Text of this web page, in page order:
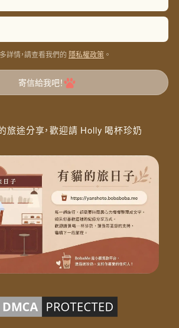
詳情，請查看我們的 隱私權政策 。
寄信給我吧！
旅途分享，歡迎請 Holly 喝杯珍奶